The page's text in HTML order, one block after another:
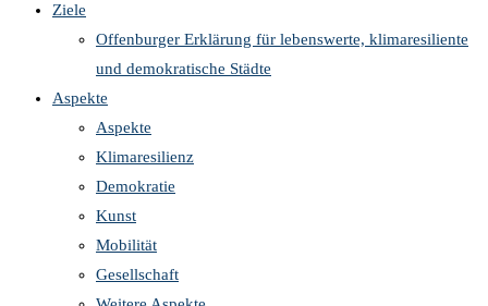
Ziele
Offenburger Erklärung für lebenswerte, klimaresiliente
und demokratische Städte
Aspekte
Aspekte
Klimaresilienz
Demokratie
Kunst
Mobilität
Gesellschaft